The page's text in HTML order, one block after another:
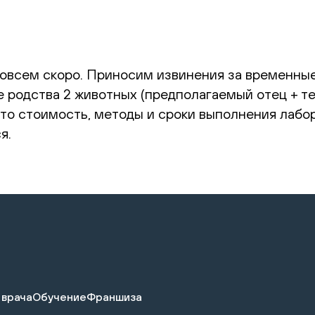
скоро. Приносим извинения за
2 животных (предполагаемый отец +
стоимость, методы и сроки выполнения
ОбучениеФраншиза